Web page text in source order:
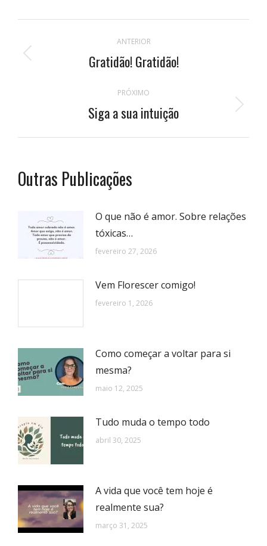
de
ANTERIOR
Publicação
Gratidão! Gratidão!
PRÓXIMO
Próximo
Siga a sua intuição
Outras Publicações
O que não é amor. Sobre relações
tóxicas…
fevereiro 27, 2026
Vem Florescer comigo!
fevereiro 1, 2026
Como começar a voltar para si
mesma?
maio 12, 2025
Tudo muda o tempo todo
abril 30, 2025
A vida que você tem hoje é
realmente sua?
março 31, 2025